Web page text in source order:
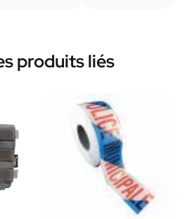
produits liés